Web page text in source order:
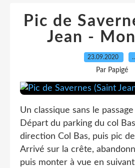
Pic de
Jean -
23.09.2020
Par Papigé
Un classique sans le
Départ du parking du col
direction Col Bas, puis pic
Arrivé sur la crête,
puis monter à vue en